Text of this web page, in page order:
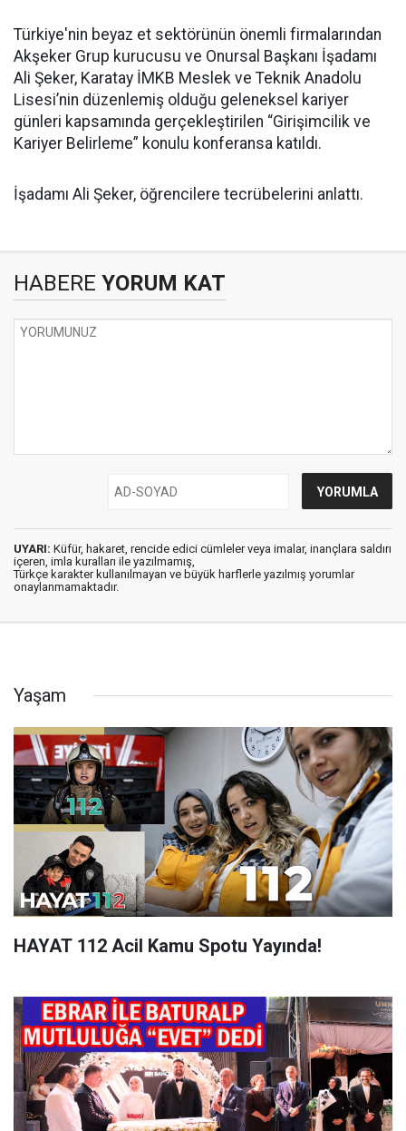
Türkiye'nin beyaz et sektörünün önemli firmalarından
Akşeker Grup kurucusu ve Onursal Başkanı İşadamı
Ali Şeker, Karatay İMKB Meslek ve Teknik Anadolu
Lisesi’nin düzenlemiş olduğu geleneksel kariyer
günleri kapsamında gerçekleştirilen “Girişimcilik ve
Kariyer Belirleme” konulu konferansa katıldı.
İşadamı Ali Şeker, öğrencilere tecrübelerini anlattı.
HABERE YORUM KAT
UYARI: Küfür, hakaret, rencide edici cümleler veya imalar, inançlara saldırı
içeren, imla kuralları ile yazılmamış,
Türkçe karakter kullanılmayan ve büyük harflerle yazılmış yorumlar
onaylanmamaktadır.
Yaşam
HAYAT 112 Acil Kamu Spotu Yayında!